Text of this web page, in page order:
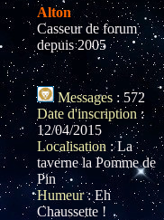
Alton
Casseur de forum
depuis 2005
Messages : 572
Date d'inscription :
12/04/2015
Localisation :La
taverne la Pomme de
Pin
Humeur:Eh
Chaussette !